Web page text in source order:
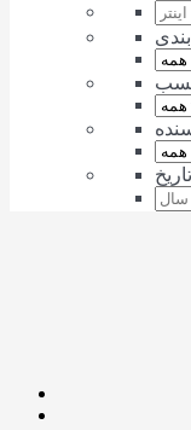
تاریخ